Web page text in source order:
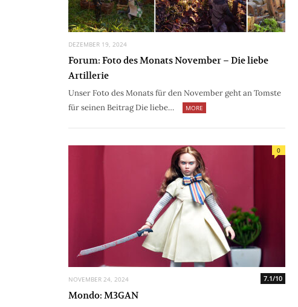
DEZEMBER 19, 2024
Forum: Foto des Monats November – Die liebe
Artillerie
Unser Foto des Monats für den November geht an Tomste
für seinen Beitrag Die liebe…
MORE
NOVEMBER 24, 2024 7.1/10
0
Mondo: M3GAN